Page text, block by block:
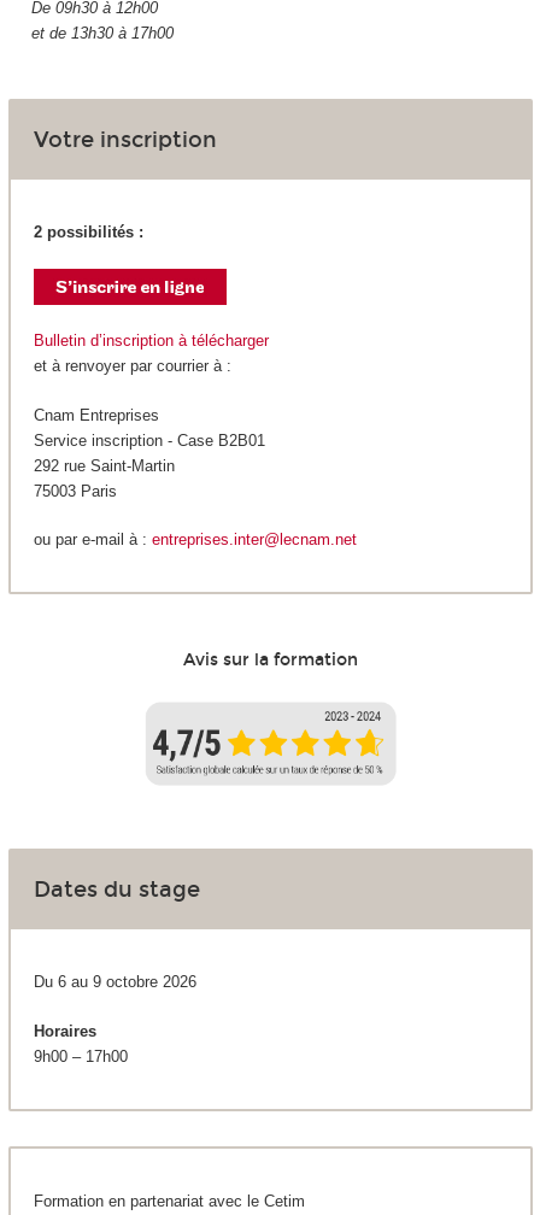
De 09h30 à 12h00
et de 13h30 à 17h00
Votre inscription
2 possibilités :
Bulletin d’inscription à télécharger
et à renvoyer par courrier à :
Cnam Entreprises
Service inscription - Case B2B01
292 rue Saint-Martin
75003 Paris
ou par e-mail à : entreprises.inter@lecnam.net
Avis sur la formation
Dates du stage
Du 6 au 9 octobre 2026
Horaires
9h00 – 17h00
Formation en partenariat avec le Cetim